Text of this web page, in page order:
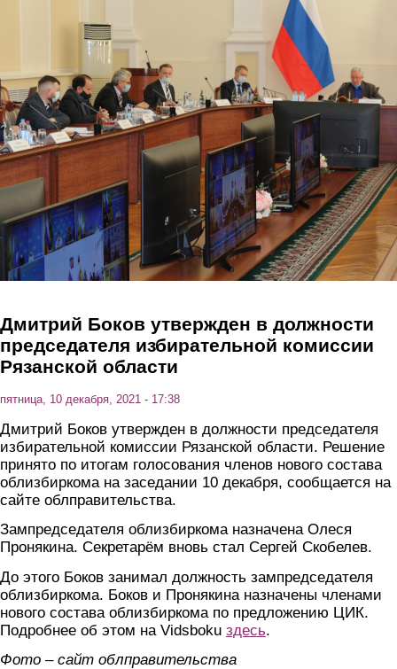
Дмитрий Боков утвержден в должности
председателя избирательной комиссии
Рязанской области
пятница, 10 декабря, 2021 - 17:38
Дмитрий Боков утвержден в должности председателя
избирательной комиссии Рязанской области. Решение
принято по итогам голосования членов нового состава
облизбиркома на заседании 10 декабря, сообщается на
сайте облправительства.
Зампредседателя облизбиркома назначена Олеся
Пронякина. Секретарём вновь стал Сергей Скобелев.
До этого Боков занимал должность зампредседателя
облизбиркома. Боков и Пронякина назначены членами
нового состава облизбиркома по предложению ЦИК.
Подробнее об этом на Vidsboku здесь.
Фото – сайт облправительства